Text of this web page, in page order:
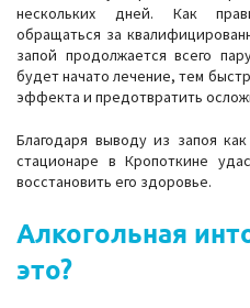
нескольких дней. Как
обращаться за
запой продолжается всего
будет начато лечение, тем
эффекта и предотвратить
Благодаря выводу из запоя
стационаре в Кропоткине
восстановить его здоровье.
Алкогольная
это?